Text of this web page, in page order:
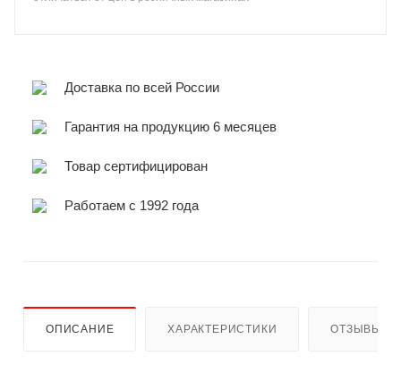
Доставка по всей России
Гарантия на продукцию 6 месяцев
Товар сертифицирован
Работаем с 1992 года
ОПИСАНИЕ ХАРАКТЕРИСТИКИ ОТЗЫВЫ